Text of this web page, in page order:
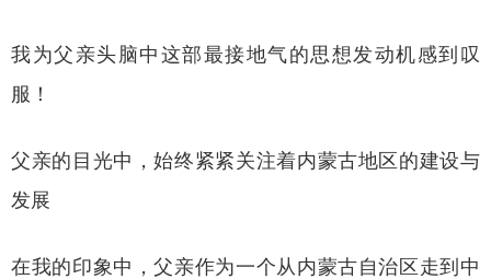
我为父亲头脑中这部最接地气的思想发动机感到叹
服！
父亲的目光中，始终紧紧关注着内蒙古地区的建设与
发展
在我的印象中，父亲作为一个从内蒙古自治区走到中